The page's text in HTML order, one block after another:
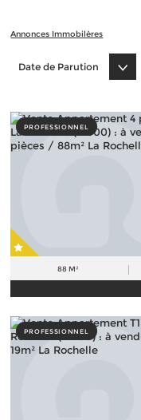
Annonces Immobilères
Date de Parution
PROFESSIONNEL
88 M²
PROFESSIONNEL